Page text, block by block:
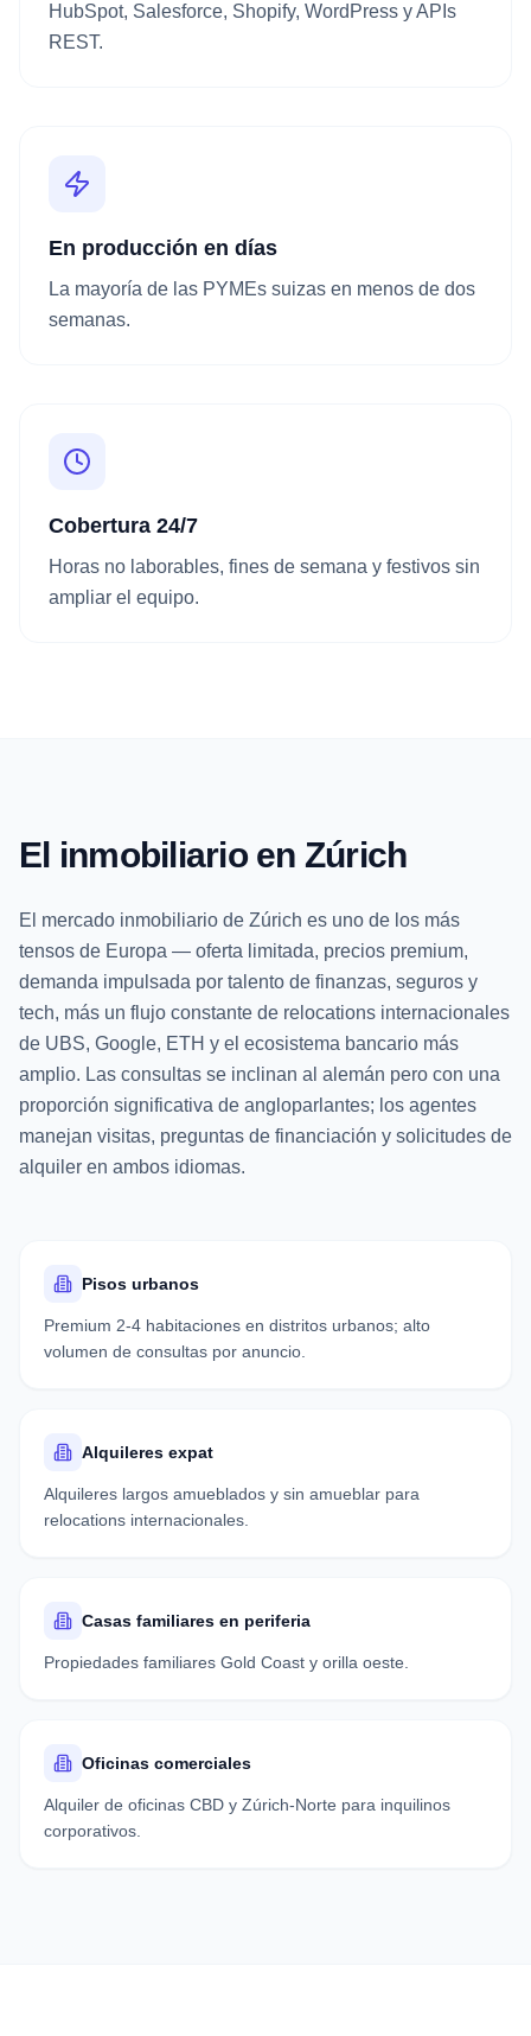
HubSpot, Salesforce, Shopify, WordPress y APIs
REST.
En producción en días
La mayoría de las PYMEs suizas en menos de dos
semanas.
Cobertura 24/7
Horas no laborables, fines de semana y festivos sin
ampliar el equipo.
El inmobiliario en Zúrich
El mercado inmobiliario de Zúrich es uno de los más
tensos de Europa — oferta limitada, precios premium,
demanda impulsada por talento de finanzas, seguros y
tech, más un flujo constante de relocations internacionales
de UBS, Google, ETH y el ecosistema bancario más
amplio. Las consultas se inclinan al alemán pero con una
proporción significativa de angloparlantes; los agentes
manejan visitas, preguntas de financiación y solicitudes de
alquiler en ambos idiomas.
Pisos urbanos
Premium 2-4 habitaciones en distritos urbanos; alto
volumen de consultas por anuncio.
Alquileres expat
Alquileres largos amueblados y sin amueblar para
relocations internacionales.
Casas familiares en periferia
Propiedades familiares Gold Coast y orilla oeste.
Oficinas comerciales
Alquiler de oficinas CBD y Zúrich-Norte para inquilinos
corporativos.